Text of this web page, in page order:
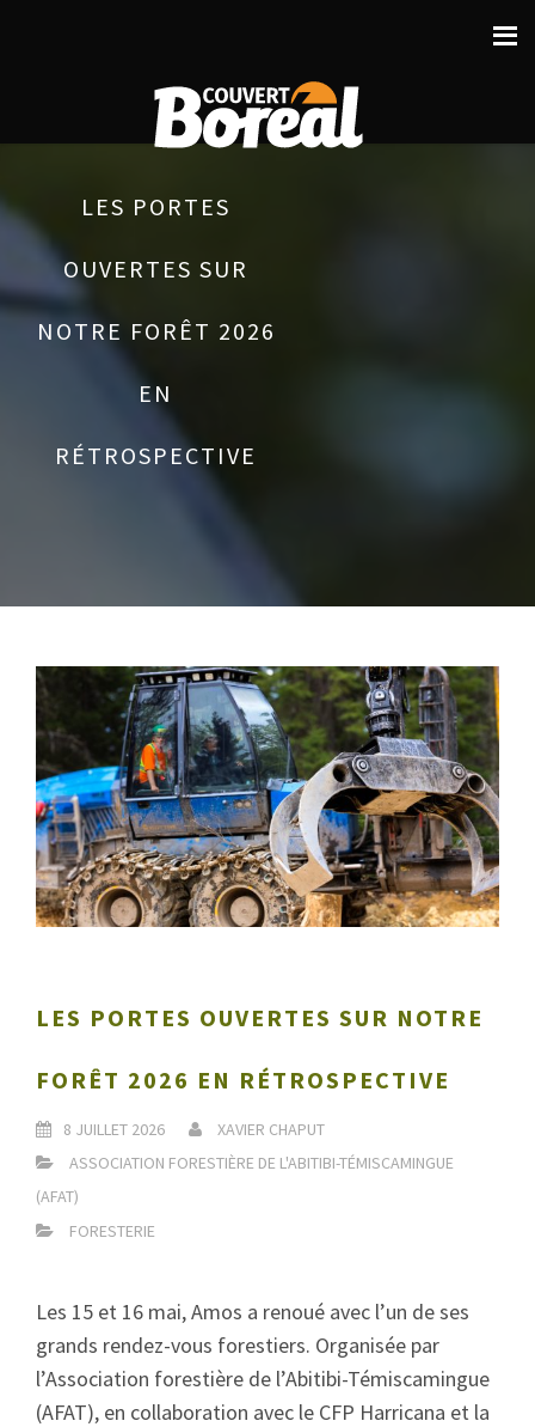
LES PORTES
OUVERTES SUR
NOTRE FORÊT 2026
EN
RÉTROSPECTIVE
LES PORTES OUVERTES SUR NOTRE
FORÊT 2026 EN RÉTROSPECTIVE
8 JUILLET 2026
XAVIER CHAPUT
ASSOCIATION FORESTIÈRE DE L'ABITIBI-TÉMISCAMINGUE
(AFAT)
FORESTERIE
Les 15 et 16 mai, Amos a renoué avec l’un de ses
grands rendez-vous forestiers. Organisée par
l’Association forestière de l’Abitibi-Témiscamingue
(AFAT), en collaboration avec le CFP Harricana et la